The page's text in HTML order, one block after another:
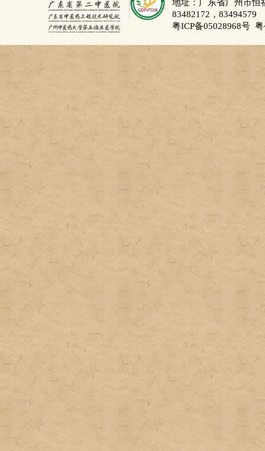
地址：广东省广州市
83482172，83494579
粤ICP备05028968号